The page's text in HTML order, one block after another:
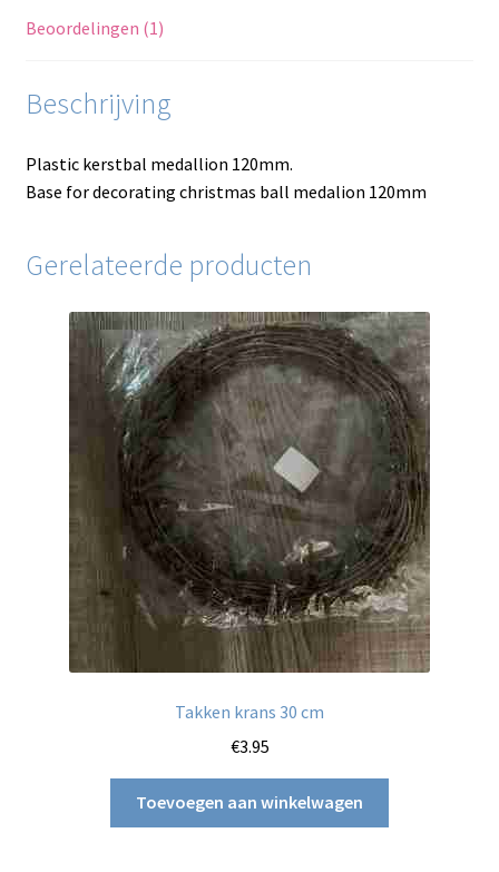
Beoordelingen (1)
Beschrijving
Plastic kerstbal medallion 120mm.
Base for decorating christmas ball medalion 120mm
Gerelateerde producten
Takken krans 30 cm
€3.95
Toevoegen aan winkelwagen